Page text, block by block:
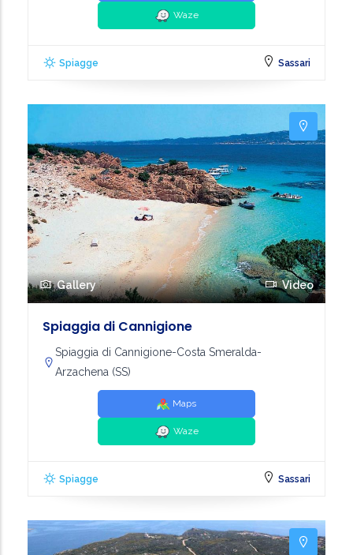
Waze
Spiagge Sassari
Gallery Video
Spiaggia di Cannigione
Spiaggia di Cannigione-Costa Smeralda-
Arzachena (SS)
Maps
Waze
Spiagge Sassari